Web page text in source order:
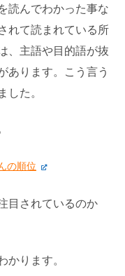
読んでわかった事な
れて読まれている所
、主語や目的語が抜
あります。こう言う
た。
の順位
目されているのか
ります。